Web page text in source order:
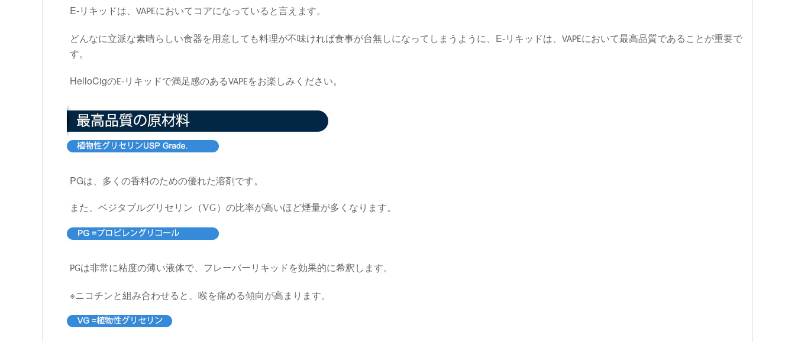
E-リキッドは、 VAPEにおいてコアになっていると言えます。
どんなに立派な素晴らしい食器を用意しても料理が不味ければ食事が台無しになってしまうように、 E-リキッドは、 VAPEにおいて最高品質であることが重要で
す。
HelloCigのE-リキッドで満足感のあるVAPEをお楽しみください。
PGは、多くの香料のための優れた溶剤です。
また、ベジタブルグリセリン（VG）の比率が高いほど煙量が多くなります。
PGは非常に粘度の薄い液体で、フレーバーリキッドを効果的に希釈します。
※ニコチンと組み合わせると、喉を痛める傾向が高まります。